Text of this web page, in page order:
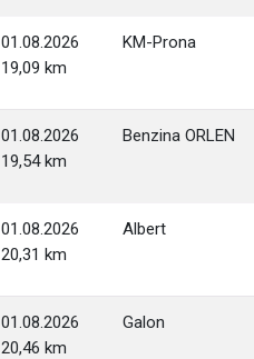
01.08.2026
19,09 km
KM-Prona
01.08.2026
19,54 km
Benzina ORLEN
01.08.2026
20,31 km
Albert
01.08.2026
20,46 km
Galon